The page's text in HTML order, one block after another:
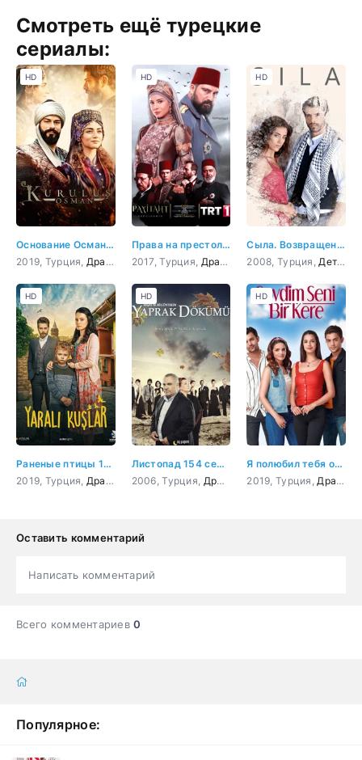
Смотреть ещё турецкие
сериалы:
Основание Осман 154 серия
2019, Турция, Драма Боевик,Приключения История,Военный
HD
Права на престол Абдулхамид 154 серия
2017, Турция, Драма История
HD
Сыла. Возвращение домой 154 серия
2008, Турция, Детектив
HD
Раненые птицы 154 серия
2019, Турция, Драма
HD
Листопад 154 серия
2006, Турция, Драма
HD
Я полюбил тебя однажды 154 серия
2019, Турция, Драма
HD
Оставить комментарий
Написать комментарий
Всего комментариев0
Популярное: